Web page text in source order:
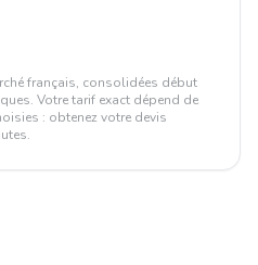
français, consolidées début
Votre tarif exact dépend de
: obtenez votre devis